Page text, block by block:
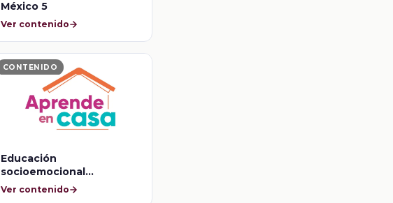
México 5
Ver contenido
CONTENIDO
Educación
socioemocional
pospademia 7
Ver contenido